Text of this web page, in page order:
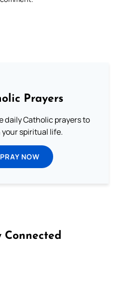
Prayers
daily Catholic prayers to
spiritual life.
PRAY NOW
Connected